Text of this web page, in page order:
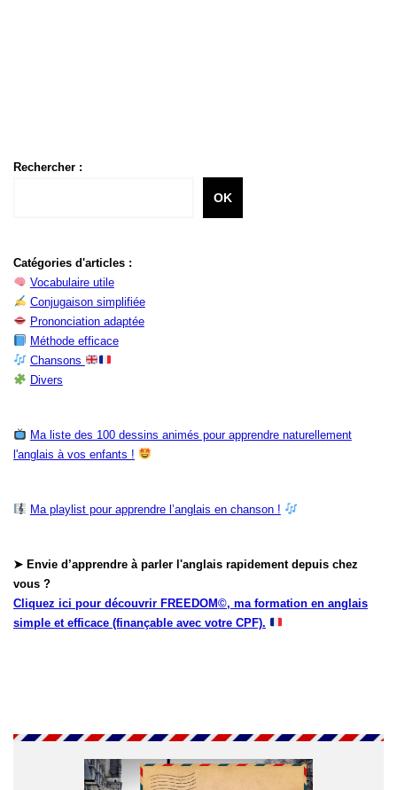
Rechercher :
OK
Catégories d'articles :
Vocabulaire utile
Conjugaison simplifiée
Prononciation adaptée
Méthode efficace
Chansons
Divers
Ma liste des 100 dessins animés pour apprendre naturellement
l'anglais à vos enfants !
Ma playlist pour apprendre l’anglais en chanson !
➤ Envie d’apprendre à parler l'anglais rapidement depuis chez
vous ?
Cliquez ici pour découvrir FREEDOM©, ma formation en anglais
simple et efficace (finançable avec votre CPF).